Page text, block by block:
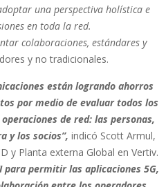
una perspectiva holística e
en toda la red.
colaboraciones, estándares y
y no tradicionales.
están logrando ahorros
por medio de evaluar todos los
de red: las personas,
y los socios”, indicó Scott Armul,
y Planta externa Global en Vertiv.
para permitir las aplicaciones 5G,